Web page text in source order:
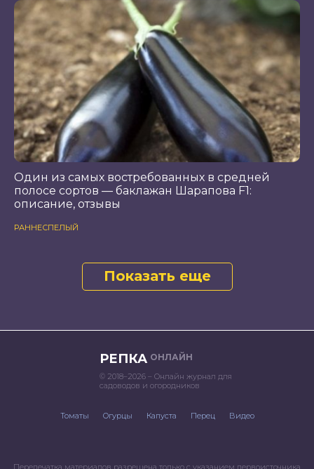
Один из самых востребованных в средней
полосе сортов — баклажан Шарапова F1:
описание, отзывы
РАННЕСПЕЛЫЙ
Показать еще
РЕПКА ОНЛАЙН
© 2018–2026 – Онлайн журнал для
садоводов и огородников
Томаты Огурцы Капуста Перец Видео
Перепечатка материалов разрешена только с указанием первоисточника